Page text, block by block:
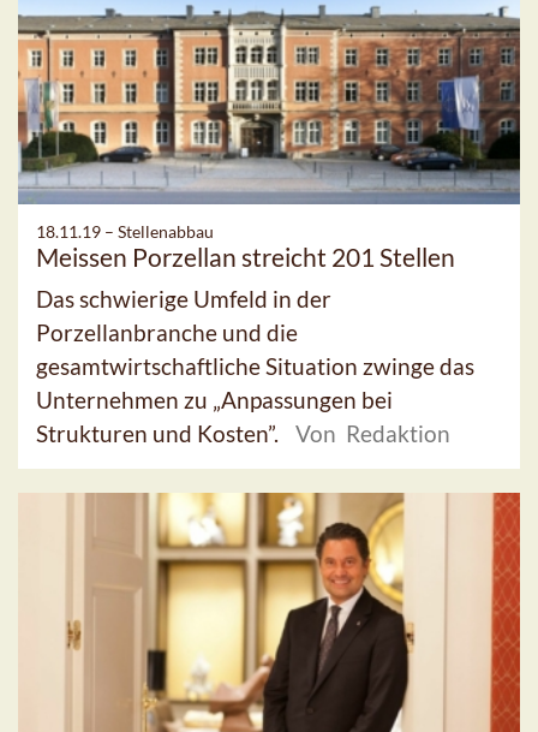
18.11.19 – Stellenabbau
Meissen Porzellan streicht 201 Stellen
Das schwierige Umfeld in der
Porzellanbranche und die
gesamtwirtschaftliche Situation zwinge das
Unternehmen zu „Anpassungen bei
Strukturen und Kosten”.
Von Redaktion